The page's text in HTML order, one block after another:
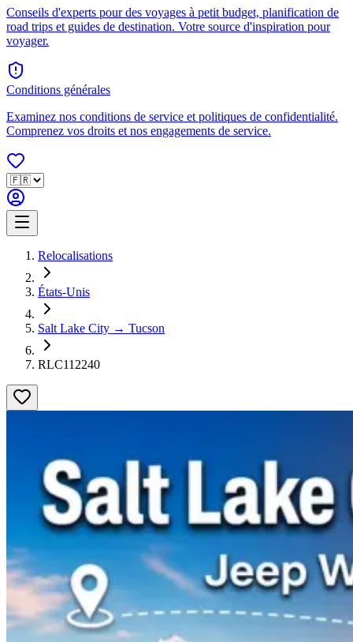
Conseils d'experts pour des voyages à petit budget, planification de
road trips et guides de destination. Votre source d'inspiration pour
voyager.
Conditions générales
Examinez nos conditions de service et politiques de confidentialité.
Comprenez vos droits et nos engagements de service.
Relocalisations
États-Unis
Salt Lake City → Tucson
RLC112240